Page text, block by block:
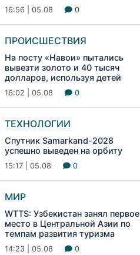
16:56 | 05.08 0
ПРОИСШЕСТВИЯ
На посту «Навои» пытались
вывезти золото и 40 тысяч
долларов, используя детей
16:02 | 05.08 0
ТЕХНОЛОГИИ
Спутник Samarkand-2028
успешно выведен на орбиту
15:17 | 05.08 0
МИР
WTTS: Узбекистан занял первое
место в Центральной Азии по
темпам развития туризма
14:23 | 05.08 0